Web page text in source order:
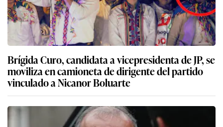
Brígida Curo, candidata a vicepresidenta de JP, se
moviliza en camioneta de dirigente del partido
vinculado a Nicanor Boluarte